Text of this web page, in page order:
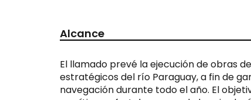
Alcance
El llamado prevé la ejecución de obras
estratégicos del río Paraguay, a fin de
navegación durante todo el año. El